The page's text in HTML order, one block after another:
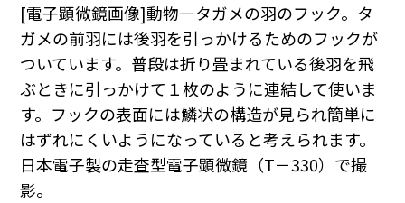
[電子顕微鏡画像]動物―タガメの羽のフック。タ
ガメの前羽には後羽を引っかけるためのフックが
ついています。普段は折り畳まれている後羽を飛
ぶときに引っかけて１枚のように連結して使いま
す。フックの表面には鱗状の構造が見られ簡単に
はずれにくいようになっていると考えられます。
日本電子製の走査型電子顕微鏡（T－330）で撮
影。